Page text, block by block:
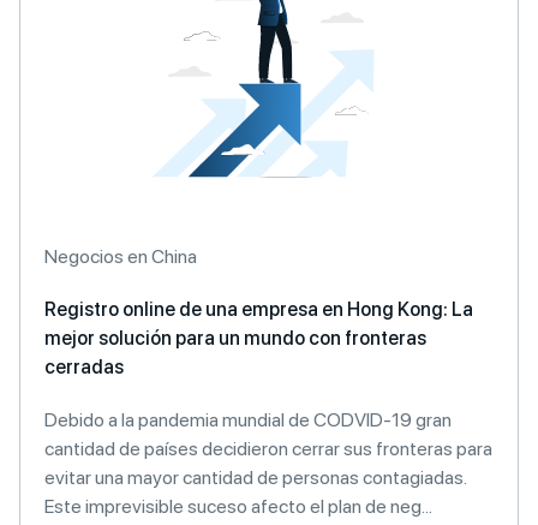
Negocios en China
Registro online de una empresa en Hong Kong: La
mejor solución para un mundo con fronteras
cerradas
Debido a la pandemia mundial de CODVID-19 gran
cantidad de países decidieron cerrar sus fronteras para
evitar una mayor cantidad de personas contagiadas.
Este imprevisible suceso afecto el plan de neg...